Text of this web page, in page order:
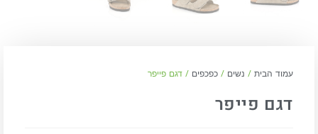
עמוד הבית / נשים / כפכפים / דגם פייפר
דגם פייפר